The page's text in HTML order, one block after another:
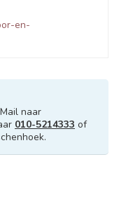
en-
naar
010-5214333 of